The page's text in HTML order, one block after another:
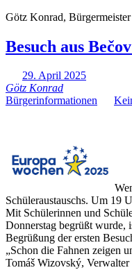
Götz Konrad, Bürgermeister
Besuch aus
29. April 2025
Götz Konrad
Bürgerinformationen
Schüleraustauschs. Um 19
Mit Schülerinnen und
Donnerstag begrüßt wurde,
Begrüßung der ersten
„Schon die Fahnen zeigen
Tomáš Wizovský, Verwalter